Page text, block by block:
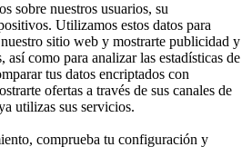
sobre nuestros usuarios, su
Utilizamos estos datos para
sitio web y mostrarte publicidad y
así como para analizar las estadísticas de
tus datos encriptados con
ofertas a través de sus canales de
utilizas sus servicios.
comprueba tu configuración y